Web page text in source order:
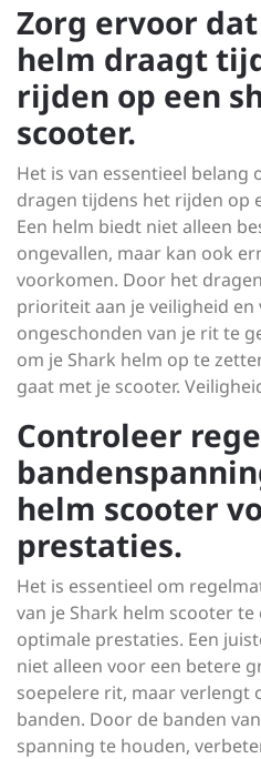
Zorg ervoor
helm draagt
rijden op een
scooter.
Het is van essentieel belang
dragen tijdens het rijden op
Een helm biedt niet alleen
ongevallen, maar kan ook
voorkomen. Door het
prioriteit aan je veiligheid
ongeschonden van je rit te
om je Shark helm op te
gaat met je scooter.
Controleer
helm scooter
prestaties.
Het is essentieel om
van je Shark helm scooter
optimale prestaties. Een
niet alleen voor een betere
soepelere rit, maar verlengt
banden. Door de banden
spanning te houden,